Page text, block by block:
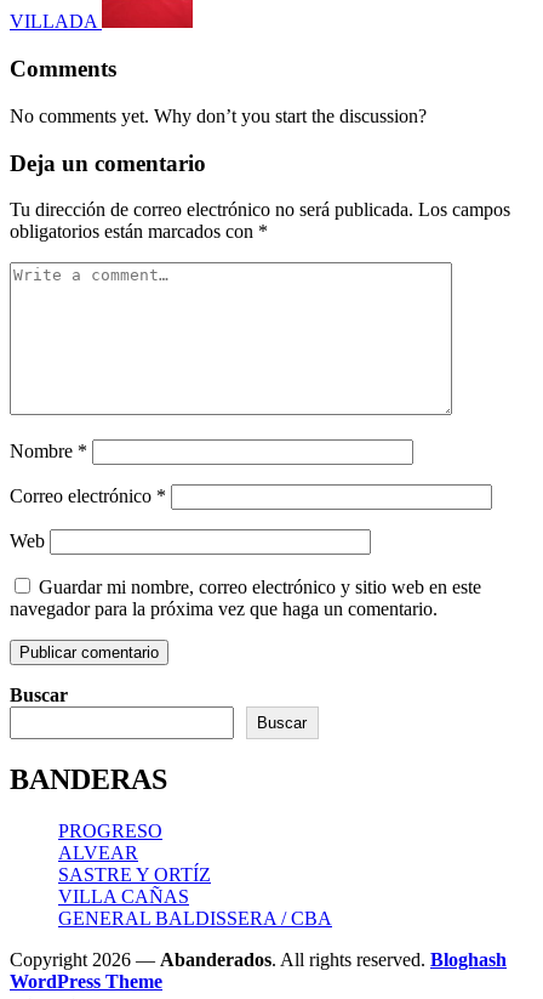
VILLADA
Comments
No comments yet. Why don’t you start the discussion?
Deja un comentario
Tu dirección de correo electrónico no será publicada. Los campos
obligatorios están marcados con *
Nombre *
Correo electrónico *
Web
Guardar mi nombre, correo electrónico y sitio web en este
navegador para la próxima vez que haga un comentario.
Buscar
Buscar
BANDERAS
PROGRESO
ALVEAR
SASTRE Y ORTÍZ
VILLA CAÑAS
GENERAL BALDISSERA / CBA
Copyright 2026 — Abanderados. All rights reserved. Bloghash
WordPress Theme